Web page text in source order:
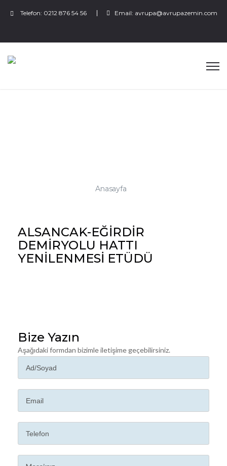
Telefon: 0212 876 54 56 Email: avrupa@avrupazemin.com
Anasayfa
ALSANCAK-EĞİRDİR
DEMİRYOLU HATTI
YENİLENMESİ ETÜDÜ
Bize Yazın
Aşağıdaki formdan bizimle iletişime geçebilirsiniz.